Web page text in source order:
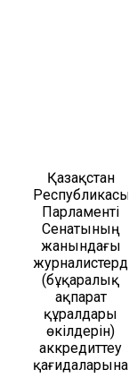
Қазақстан
Республикасы
Парламенті
Сенатының
жанындағы
журналистерді
(бұқаралық
ақпарат
құралдары
өкілдерін)
аккредиттеу
қағидаларына